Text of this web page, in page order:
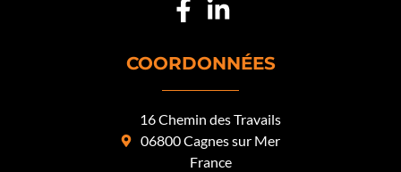
COORDONNÉES
16 Chemin des Travails
06800 Cagnes sur Mer
France